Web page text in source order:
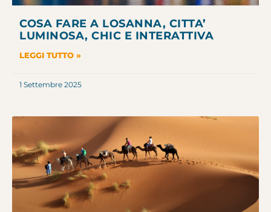
COSA FARE A LOSANNA, CITTA’
LUMINOSA, CHIC E INTERATTIVA
LEGGI TUTTO »
1 Settembre 2025